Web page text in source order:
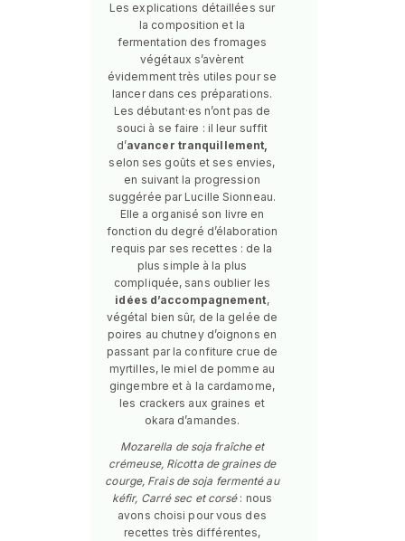
Les explications détaillées sur
la composition et la
fermentation des fromages
végétaux s’avèrent
évidemment très utiles pour se
lancer dans ces préparations.
Les débutant·es n’ont pas de
souci à se faire : il leur suffit
d’avancer tranquillement,
selon ses goûts et ses envies,
en suivant la progression
suggérée par Lucille Sionneau.
Elle a organisé son livre en
fonction du degré d’élaboration
requis par ses recettes : de la
plus simple à la plus
compliquée, sans oublier les
idées d’accompagnement,
végétal bien sûr, de la gelée de
poires au chutney d’oignons en
passant par la confiture crue de
myrtilles, le miel de pomme au
gingembre et à la cardamome,
les crackers aux graines et
okara d’amandes.
Mozarella de soja fraîche et
crémeuse, Ricotta de graines de
courge, Frais de soja fermenté au
kéfir, Carré sec et corsé: nous
avons choisi pour vous des
recettes très différentes,